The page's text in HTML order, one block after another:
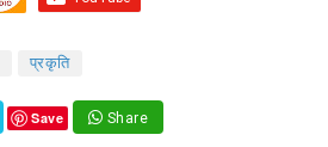
प्रकृति
Save Share